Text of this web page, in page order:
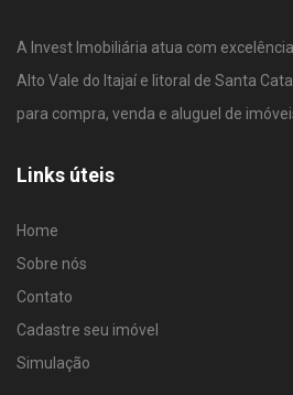
A Invest Imobiliária atua com
Alto Vale do Itajaí e litoral de Santa
para compra, venda e aluguel de
Links úteis
Home
Sobre nós
Contato
Cadastre seu imóvel
Simulação